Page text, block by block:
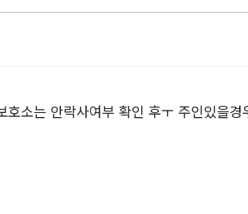
소는 안락사여부 확인 후ㅜ 주인있을